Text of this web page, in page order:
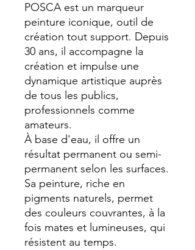
POSCA est un marqueur
peinture iconique, outil de
création tout support. Depuis
30 ans, il accompagne la
création et impulse une
dynamique artistique auprès
de tous les publics,
professionnels comme
amateurs.
À base d'eau, il offre un
résultat permanent ou semi-
permanent selon les surfaces.
Sa peinture, riche en
pigments naturels, permet
des couleurs couvrantes, à la
fois mates et lumineuses, qui
résistent au temps.